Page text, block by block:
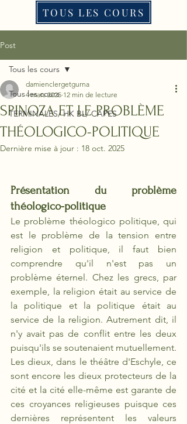
TOUS LES COURS
Post
Tous les cours
TERMINALES/ HK BL/ CAPES
Tous les cours
SPINOZA ET LE PROBLÈME
THÉOLOGICO-POLITIQUE
damienclergetgurna
4 mars 2025 12 min de lecture
Dernière mise à jour : 18 oct. 2025
Présentation du problème
théologico-politique
Le problème théologico politique, qui
est le problème de la tension entre
religion et politique, il faut bien
comprendre qu'il n'est pas un
problème éternel. Chez les grecs, par
exemple, la religion était au service de
la politique et la politique était au
service de la religion. Autrement dit, il
n'y avait pas de conflit entre les deux
puisqu'ils se soutenaient mutuellement.
Les dieux, dans le théâtre d'Eschyle, ce
sont encore les dieux protecteurs de la
cité et la cité elle-même est garante de
ces croyances religieuses puisque ces
dernières représentent les valeurs